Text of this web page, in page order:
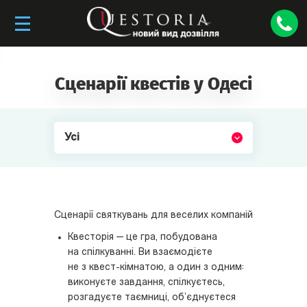
Сценарії квестів у Одесі
Усі
Сценарії святкувань для веселих компаній
Квесторія — це гра, побудована
на спілкуванні. Ви взаємодієте
не з квест-кімнатою, а один з одним:
виконуєте завдання, спілкуєтесь,
розгадуєте таємниці, об’єднуєтеся